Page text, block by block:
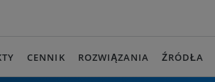
CENNIK ROZWIĄZANIA ŹRÓDŁA